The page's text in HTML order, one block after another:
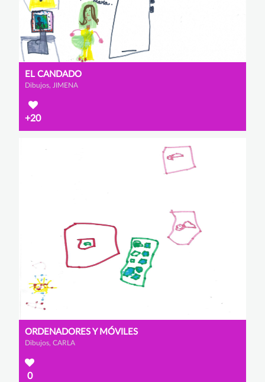
EL CANDADO
Dibujos, JIMENA
+20
ORDENADORES Y MÓVILES
Dibujos, CARLA
0